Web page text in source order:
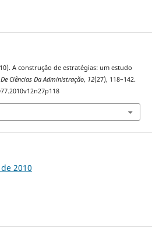
A construção de estratégias: um estudo
Ciências Da Administração, 12(27), 118–142.
2010